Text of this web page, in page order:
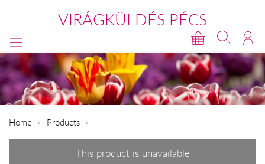
VIRÁGKÜLDÉS PÉCS
Home Products
This product is unavailable